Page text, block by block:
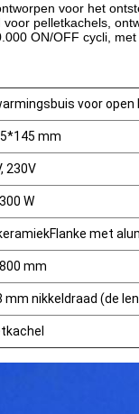
voor het
pelletkachels,
ON/OFF cycli, met
voor open
mm
230V
W
Flanke met
mm
mm nikkeldraad (de